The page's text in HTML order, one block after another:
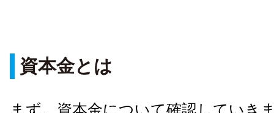
資本金とは
まず、資本金について確認していき